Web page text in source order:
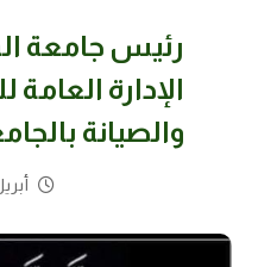
رئيس جامعة
الإدارة
والصيانة
أبريل 19,